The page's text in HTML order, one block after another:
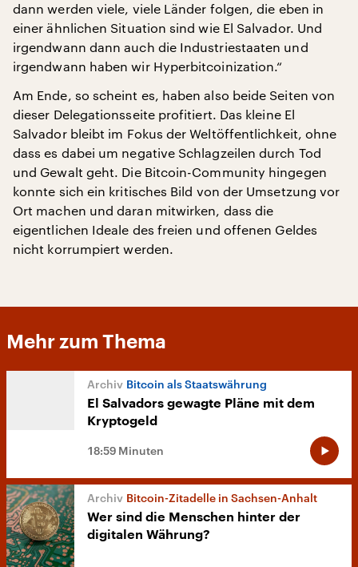
dann werden viele, viele Länder folgen, die eben in
einer ähnlichen Situation sind wie El Salvador. Und
irgendwann dann auch die Industriestaaten und
irgendwann haben wir Hyperbitcoinization.“
Am Ende, so scheint es, haben also beide Seiten von
dieser Delegationsseite profitiert. Das kleine El
Salvador bleibt im Fokus der Weltöffentlichkeit, ohne
dass es dabei um negative Schlagzeilen durch Tod
und Gewalt geht. Die Bitcoin-Community hingegen
konnte sich ein kritisches Bild von der Umsetzung vor
Ort machen und daran mitwirken, dass die
eigentlichen Ideale des freien und offenen Geldes
nicht korrumpiert werden.
Mehr zum Thema
Bitcoin als Staatswährung
El Salvadors gewagte Pläne mit dem
Kryptogeld
18:59 Minuten
Bitcoin-Zitadelle in Sachsen-Anhalt
Wer sind die Menschen hinter der
digitalen Währung?